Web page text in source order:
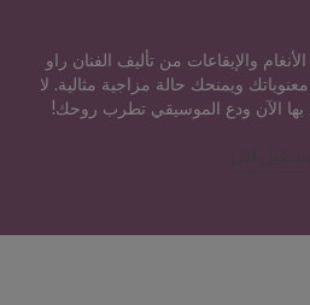
والإيقاعات من تأليف الفنان راو
ويمنحك حالة مزاجية مثالية. لا
بها الآن ودع الموسيقي تطرب روحك!